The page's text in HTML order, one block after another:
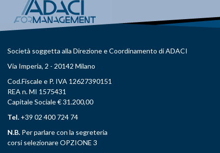
Società soggetta alla Direzione e Coordinamento di ADACI
Via Imperia, 2 - 20142 Milano
Cod.Fiscale e P. IVA 12627390151
REA n. MI 1575431
Capitale Sociale € 31.200,00
Tel. +39 02 400 724 74
N.B. Per parlare con la segreteria
corsi selezionare OPZIONE 3